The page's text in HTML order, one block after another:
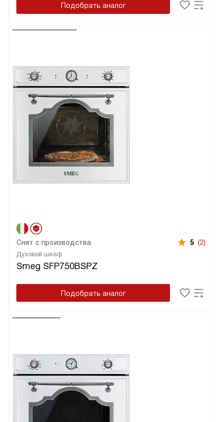
Подобрать аналог
Духовой шкаф
Smeg SFP750BSPZ
Снят с производства 5 (2)
Подобрать аналог